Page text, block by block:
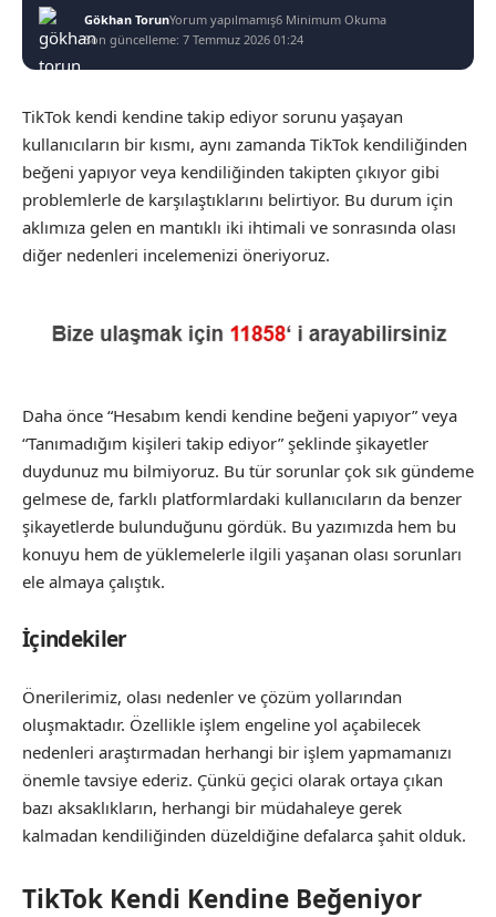
Son güncelleme: 7 Temmuz 2026 01:24
Gökhan TorunYorum yapılmamış6 Minimum Okuma
TikTok kendi kendine takip ediyor sorunu yaşayan
kullanıcıların bir kısmı, aynı zamanda TikTok kendiliğinden
beğeni yapıyor veya kendiliğinden takipten çıkıyor gibi
problemlerle de karşılaştıklarını belirtiyor. Bu durum için
aklımıza gelen en mantıklı iki ihtimali ve sonrasında olası
diğer nedenleri incelemenizi öneriyoruz.
Daha önce “Hesabım kendi kendine beğeni yapıyor” veya
“Tanımadığım kişileri takip ediyor” şeklinde şikayetler
duydunuz mu bilmiyoruz. Bu tür sorunlar çok sık gündeme
gelmese de, farklı platformlardaki kullanıcıların da benzer
şikayetlerde bulunduğunu gördük. Bu yazımızda hem bu
konuyu hem de yüklemelerle ilgili yaşanan olası sorunları
ele almaya çalıştık.
İçindekiler
Önerilerimiz, olası nedenler ve çözüm yollarından
oluşmaktadır. Özellikle işlem engeline yol açabilecek
nedenleri araştırmadan herhangi bir işlem yapmamanızı
önemle tavsiye ederiz. Çünkü geçici olarak ortaya çıkan
bazı aksaklıkların, herhangi bir müdahaleye gerek
kalmadan kendiliğinden düzeldiğine defalarca şahit olduk.
TikTok Kendi Kendine Beğeniyor